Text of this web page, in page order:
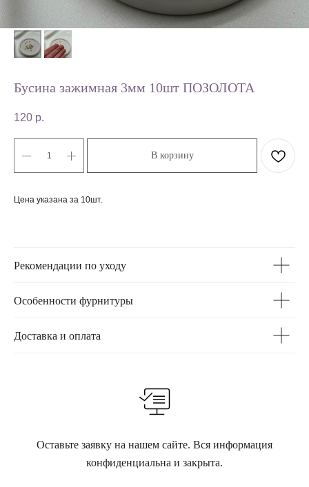
Бусина зажимная 3мм 10шт ПОЗОЛОТА
120 р.
В корзину
Цена указана за 10шт.
Рекомендации по уходу
Особенности фурнитуры
Доставка и оплата
Оставьте заявку на нашем сайте. Вся информация
конфиденциальна и закрыта.